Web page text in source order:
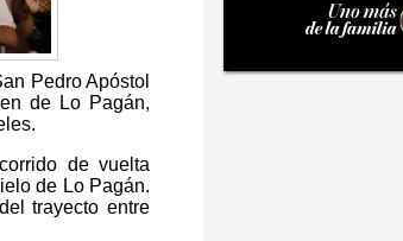
Pedro Apóstol
de Lo Pagán,
de vuelta
de Lo Pagán.
trayecto entre